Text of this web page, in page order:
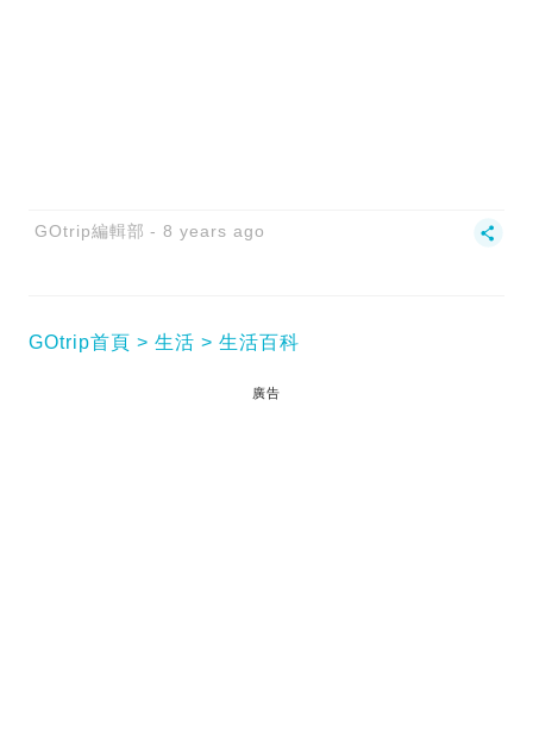
GOtrip編輯部 8 years ago
GOtrip首頁 生活 生活百科
廣告